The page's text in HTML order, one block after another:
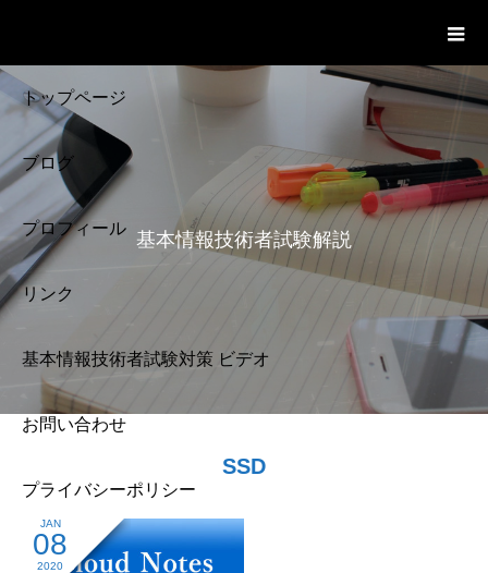
トップページ
ブログ
プロフィール
リンク
基本情報技術者試験対策 ビデオ
お問い合わせ
プライバシーポリシー
基本情報技術者試験解説
SSD
JAN
08
2020